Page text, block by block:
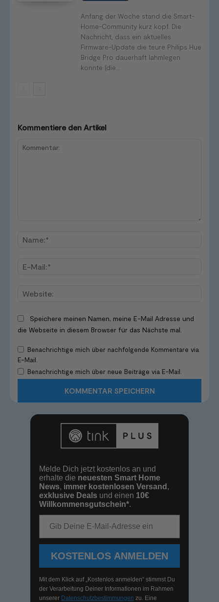
Anfang der Woche stand die Smart-
Home-Community kurz kopf. Die
Nachricht, dass ein aktuelles
Firmware-Update die teure Philips Hue
Bridge Pro dauerhaft lahmlegen
konnte (die...
Kommentiere den Artikel
Speichere meinen Namen, meine E-Mail Adresse und
die Webseite in diesem Browser für das Nächste mal.
Benachrichtige mich über nachfolgende Kommentare via
E-Mail.
Benachrichtige mich über neue Beiträge via E-Mail.
Melde Dich jetzt kostenlos an und
erhalte die neuesten Smart Home
News, immer kostenlosen Versand ,
exklusive Deals und einen 10€
Willkommensgutschein*.
KOSTENLOS ANMELDEN
Mit dem Klick auf „Kostenlos anmelden“ stimmst Du
der Verarbeitung Deiner Informationen im Rahmen
unserer Datenschutzbestimmungen zu. Eine